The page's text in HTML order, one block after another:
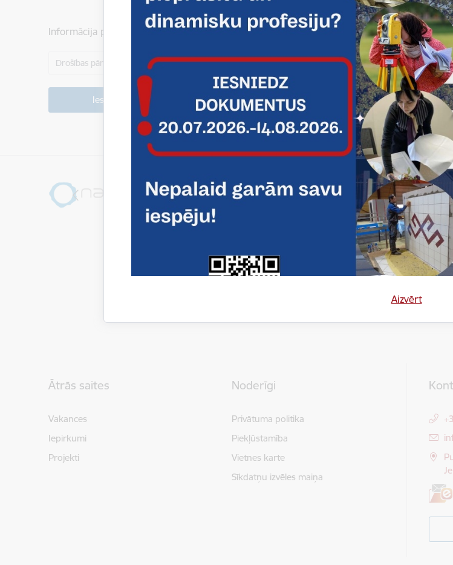
Aizvērt
Informācija par datu apstrādi ir atrodama sadaļā:
Drošības pārbaude (4 + 2 =)
Vai šī informācija bija
Sniegt atsauksmi
Ātrās saites
Vakances
Iepirkumi
Projekti
Noderīgi
Privātuma politika
Piekļūstamība
Vietnes karte
Sīkdatņu izvēles maiņa